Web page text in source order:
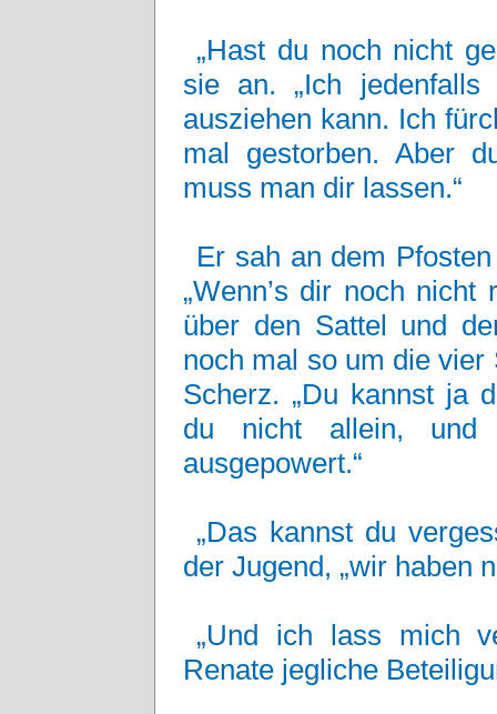
„Hast du noch nicht
sie an. „Ich
ausziehen kann. Ich
mal gestorben. Aber
muss man dir lassen.“
Er sah an dem
„Wenn’s dir noch
über den Sattel und
noch mal so um die vier
Scherz. „Du kannst ja
du nicht allein,
ausgepowert.“
„Das kannst du
der Jugend, „wir haben
„Und ich lass mich
Renate jegliche